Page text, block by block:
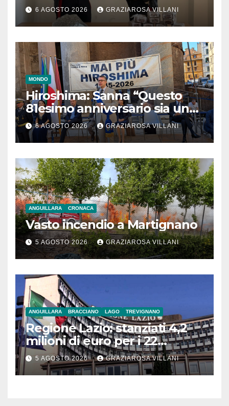
6 AGOSTO 2026 GRAZIAROSA VILLANI
MONDO
Hiroshima: Sanna “Questo
81esimo anniversario sia un
monito per tutti”
6 AGOSTO 2026 GRAZIAROSA VILLANI
ANGUILLARA CRONACA
Vasto incendio a Martignano
5 AGOSTO 2026 GRAZIAROSA VILLANI
ANGUILLARA BRACCIANO LAGO TREVIGNANO
Regione Lazio: stanziati 4,2
milioni di euro per i 22
Comuni dell’Etruria
Meridionale
5 AGOSTO 2026 GRAZIAROSA VILLANI